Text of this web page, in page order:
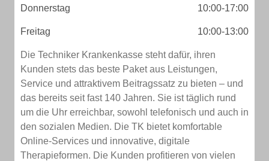
Donnerstag 10:00-17:00
Freitag 10:00-13:00
Die Techniker Krankenkasse steht dafür, ihren
Kunden stets das beste Paket aus Leistungen,
Service und attraktivem Beitragssatz zu bieten – und
das bereits seit fast 140 Jahren. Sie ist täglich rund
um die Uhr erreichbar, sowohl telefonisch und auch in
den sozialen Medien. Die TK bietet komfortable
Online-Services und innovative, digitale
Therapieformen. Die Kunden profitieren von vielen